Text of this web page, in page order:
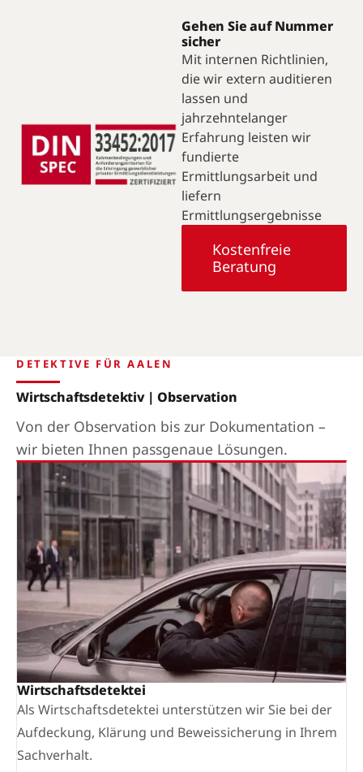
Gehen Sie auf Nummer
sicher
Mit internen Richtlinien,
die wir extern auditieren
lassen und
jahrzehntelanger
Erfahrung leisten wir
fundierte
Ermittlungsarbeit und
liefern
Ermittlungsergebnisse
Kostenfreie
Beratung
DETEKTIVE FÜR AALEN
Wirtschaftsdetektiv | Observation
Von der Observation bis zur Dokumentation –
wir bieten Ihnen passgenaue Lösungen.
Wirtschaftsdetektei
Als Wirtschaftsdetektei unterstützen wir Sie bei der
Aufdeckung, Klärung und Beweissicherung in Ihrem
Sachverhalt.